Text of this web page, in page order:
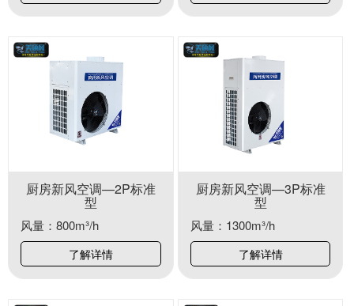
厨房新风空调—2P标准
型
风量：800m³/h
了解详情
厨房新风空调—3P标准
型
风量：1300m³/h
了解详情